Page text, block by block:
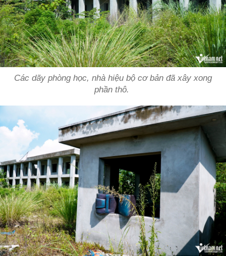
Các dãy phòng học, nhà hiệu bộ cơ bản đã xây xong
phần thô.